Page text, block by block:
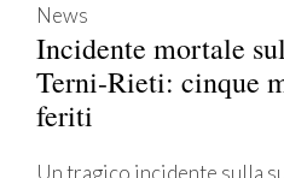
News
Incidente mortale
Terni-Rieti: cinque
feriti
Un tragico incidente sulla